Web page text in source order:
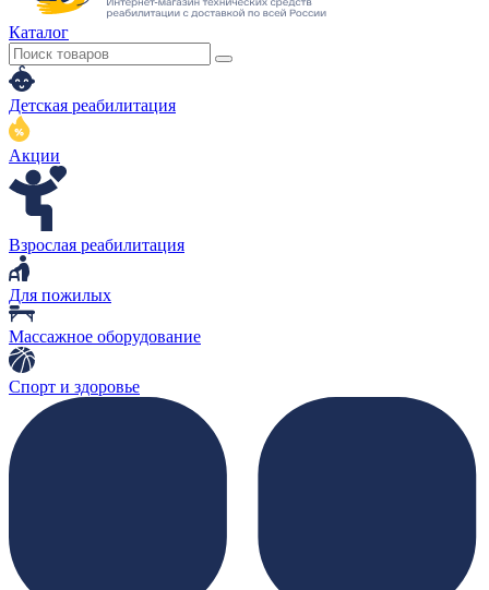
Каталог
Детская реабилитация
Акции
Взрослая реабилитация
Для пожилых
Массажное оборудование
Спорт и здоровье